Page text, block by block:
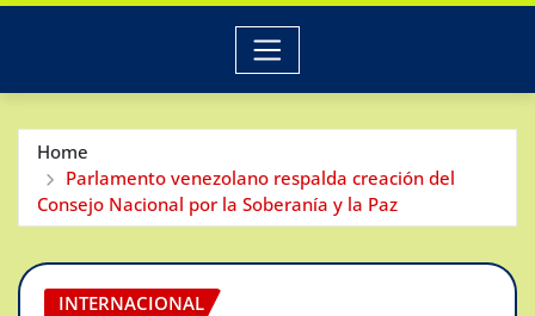
Home
Parlamento venezolano respalda creación del
Consejo Nacional por la Soberanía y la Paz
INTERNACIONAL